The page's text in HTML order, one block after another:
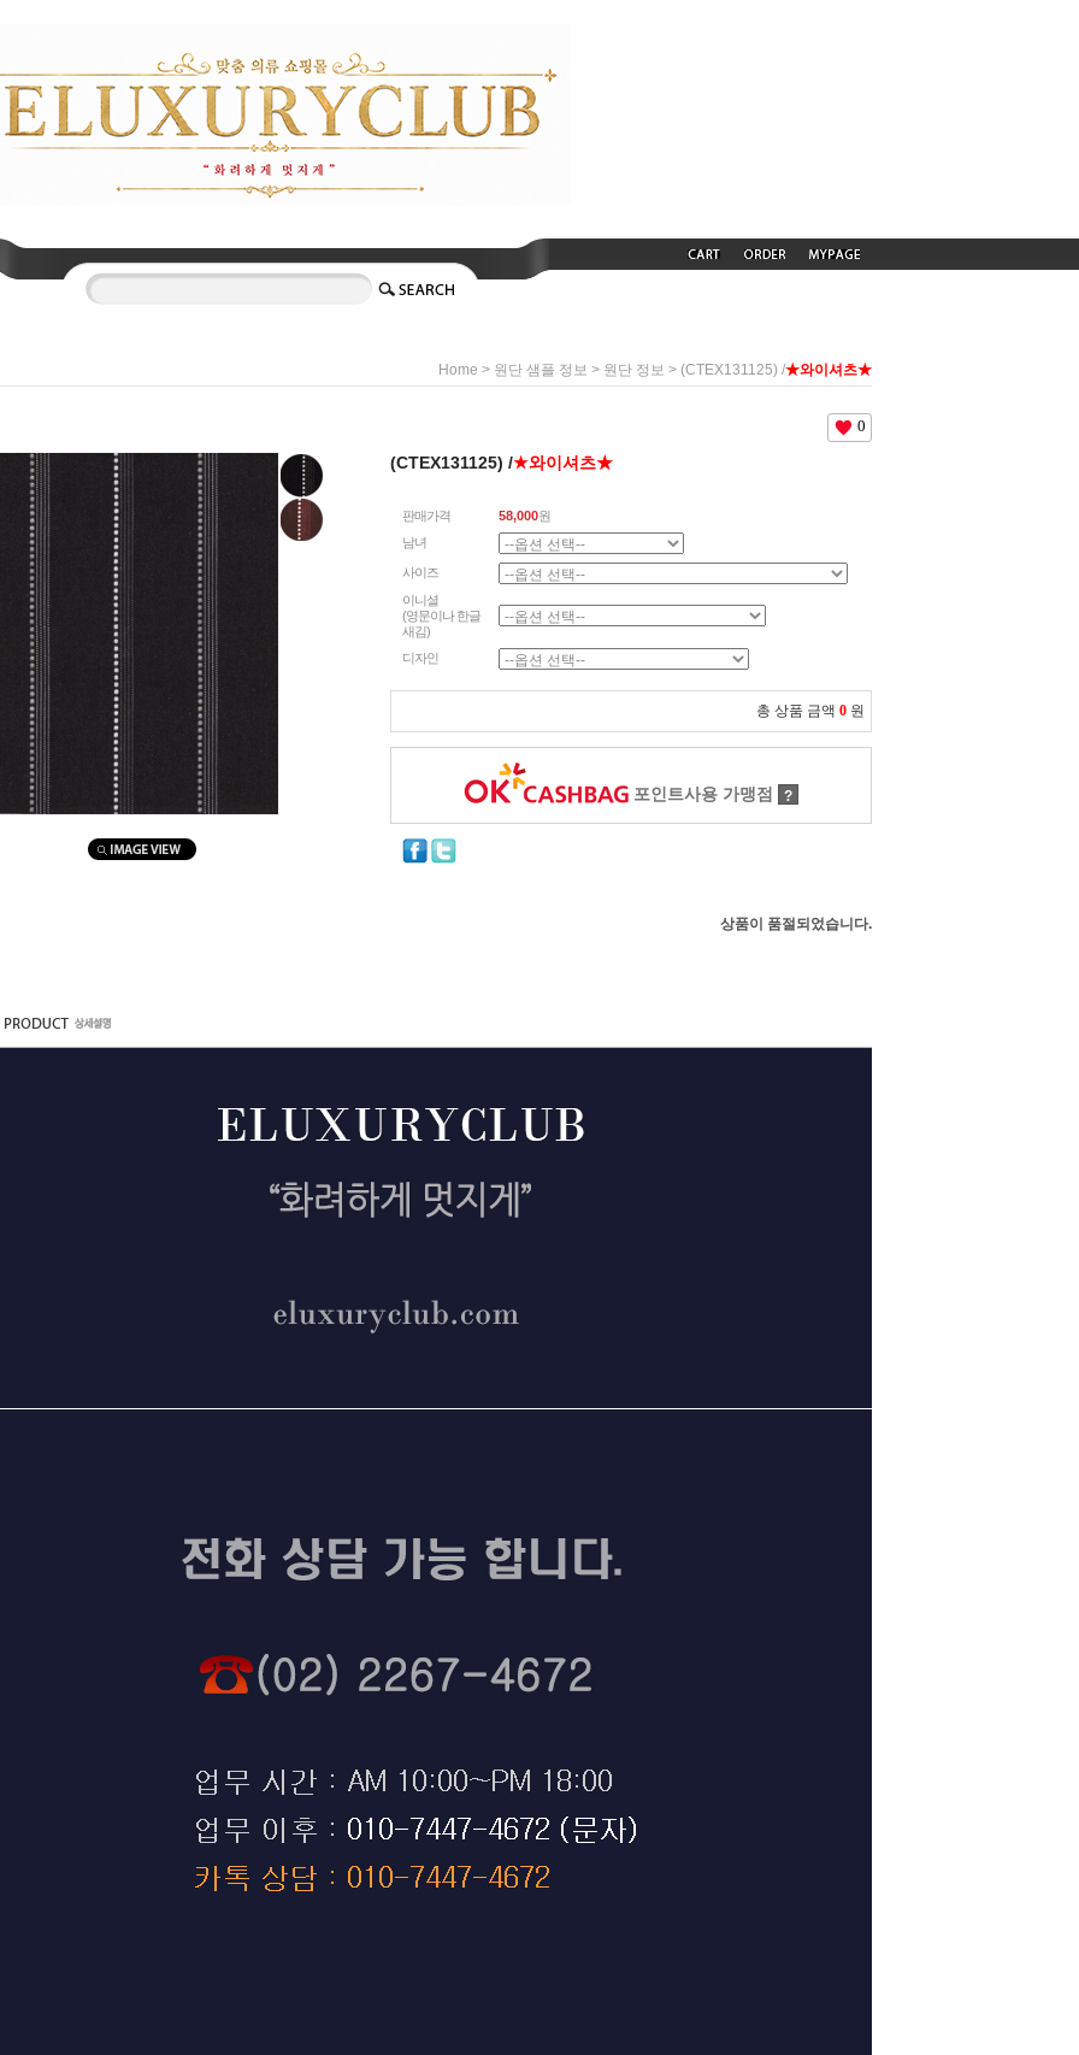
Home > 원단 샘플 정보 > 원단 정보 > (CTEX131125) /★와이셔츠★
0
(CTEX131125) /★와이셔츠★
판매가격 58,000원
남녀
사이즈
이니셜
(영문이나 한글
새김)
디자인
총 상품 금액 0 원
포인트사용 가맹점 ?
상품이 품절되었습니다.